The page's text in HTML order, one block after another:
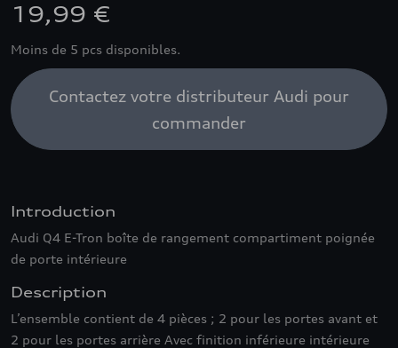
19,99 €
Moins de 5 pcs disponibles.
Contactez votre distributeur Audi pour
commander
Introduction
Audi Q4 E-Tron boîte de rangement compartiment poignée
de porte intérieure
Description
L’ensemble contient de 4 pièces ; 2 pour les portes avant et
2 pour les portes arrière Avec finition inférieure intérieure